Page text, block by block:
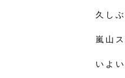
久し
嵐山
いよ